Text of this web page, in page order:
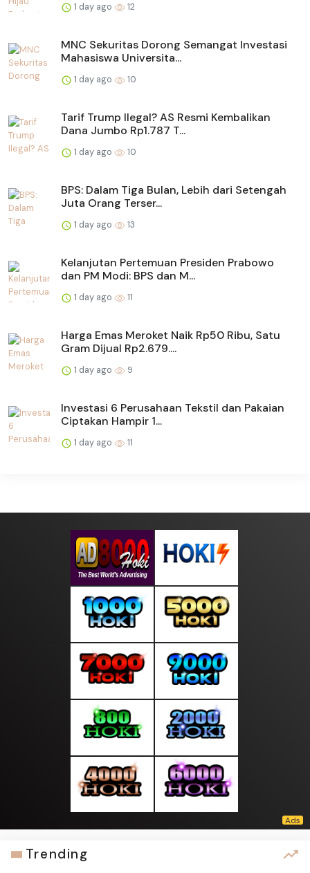
1 day ago 12
MNC Sekuritas Dorong Semangat Investasi
Mahasiswa Universita...
1 day ago 10
Tarif Trump Ilegal? AS Resmi Kembalikan
Dana Jumbo Rp1.787 T...
1 day ago 10
BPS: Dalam Tiga Bulan, Lebih dari Setengah
Juta Orang Terser...
1 day ago 13
Kelanjutan Pertemuan Presiden Prabowo
dan PM Modi: BPS dan M...
1 day ago 11
Harga Emas Meroket Naik Rp50 Ribu, Satu
Gram Dijual Rp2.679....
1 day ago 9
Investasi 6 Perusahaan Tekstil dan Pakaian
Ciptakan Hampir 1...
1 day ago 11
Trending